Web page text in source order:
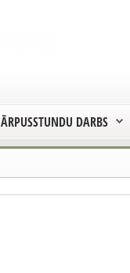
ĀRPUSSTUNDU DARBS